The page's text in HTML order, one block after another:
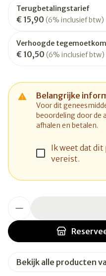
Terugbetalingstarief
€ 15,90 (6% inclusief btw)
Verhoogde
€ 10,50 (6% inclusief btw)
Belangrijke
Voor dit
beoordeling door de
afhalen en betalen.
Ik weet dat
vereist.
Bekijk alle producten